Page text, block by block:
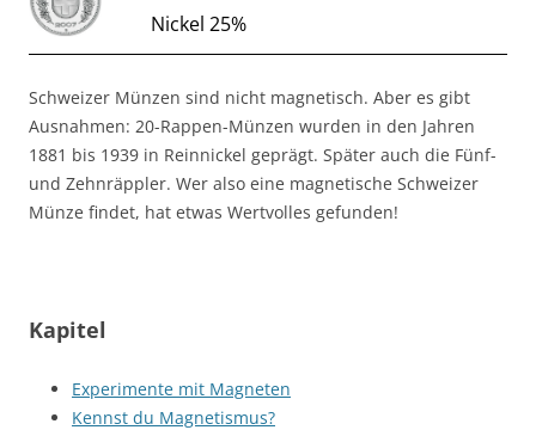
Nickel 25%
Schweizer Münzen sind nicht magnetisch. Aber es gibt
Ausnahmen: 20-Rappen-Münzen wurden in den Jahren
1881 bis 1939 in Reinnickel geprägt. Später auch die Fünf-
und Zehnräppler. Wer also eine magnetische Schweizer
Münze findet, hat etwas Wertvolles gefunden!
Kapitel
Experimente mit Magneten
Kennst du Magnetismus?